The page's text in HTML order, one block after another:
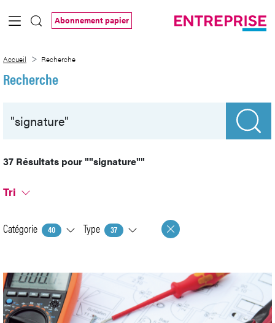
Saut au contenu principal
Abonnement papier
Accueil Recherche
Recherche
37 Résultats pour""signature""
Tri
Catégorie 40 Type 37